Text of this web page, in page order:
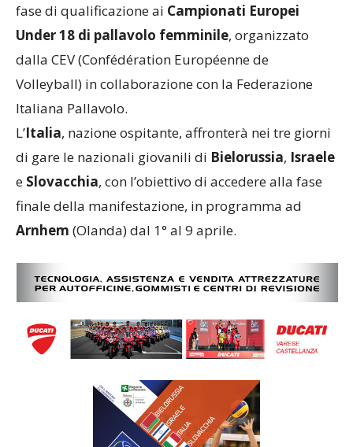
fase di qualificazione ai Campionati Europei
Under 18 di pallavolo femminile, organizzato
dalla CEV (Confédération Européenne de
Volleyball) in collaborazione con la Federazione
Italiana Pallavolo.
L’Italia, nazione ospitante, affronterà nei tre giorni
di gare le nazionali giovanili di Bielorussia, Israele
e Slovacchia, con l’obiettivo di accedere alla fase
finale della manifestazione, in programma ad
Arnhem (Olanda) dal 1° al 9 aprile.